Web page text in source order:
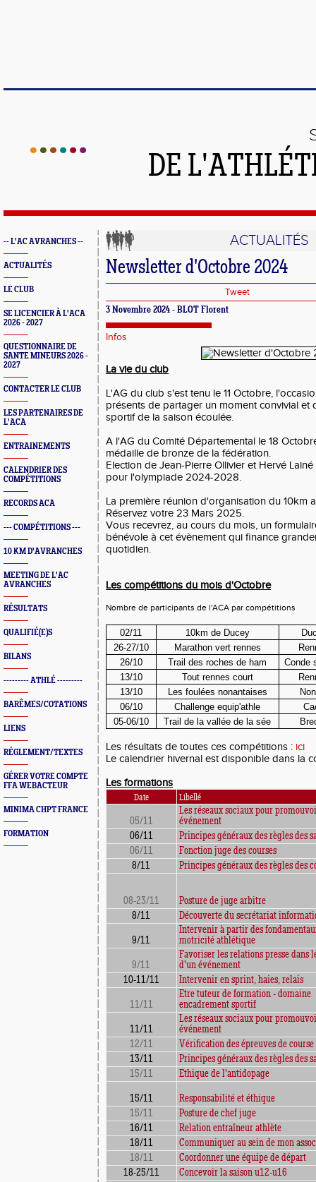
DE
-- L'AC AVRANCHES --
ACTUALITÉS
LE CLUB
SE LICENCIER À L'ACA
2026 - 2027
QUESTIONNAIRE DE
SANTE MINEURS 2026 -
2027
CONTACTER LE CLUB
LES PARTENAIRES DE
L'ACA
ENTRAINEMENTS
CALENDRIER DES
COMPÉTITIONS
RECORDS ACA
--- COMPÉTITIONS ---
10 KM D'AVRANCHES
MEETING DE L'AC
AVRANCHES
RÉSULTATS
QUALIFIÉ(E)S
BILANS
--------- ATHLÉ ---------
BARÊMES/COTATIONS
LIENS
RÉGLEMENT/TEXTES
GÉRER VOTRE COMPTE
FFA WEBACTEUR
MINIMA CHPT FRANCE
FORMATION
ACTUALITÉS
Newsletter d'Octobre 2024
Tweet
3 Novembre 2024 - BLOT Florent
Infos
La vie du club
L'AG du club s'est tenu le 11 Octobre,
présents de partager un moment convivial et
sportif de la saison écoulée.
A l'AG du Comité Départemental le 18
médaille de bronze de la fédération.
Election de Jean-Pierre Ollivier et Hervé
pour l'olympiade 2024-2028.
La première réunion d'organisation du 10km
Réservez votre 23 Mars 2025.
Vous recevrez, au cours du mois, un
bénévole à cet évènement qui finance
quotidien.
Les compétitions du mois d'Octobre
Nombre de participants de l'ACA par compétitions
02/11 10km de Ducey
26-27/10
Marathon vert rennes
26/10
Trail des roches de ham
Conde
13/10
Tout rennes court
13/10
Les foulées nonantaises
06/10
Challenge equip'athle
05-06/10
Trail de la vallée de la sée
Les résultats de toutes ces compétitions : ici
Le calendrier hivernal est disponible dans la
Les formations
Date Libellé
05/11
Les réseaux sociaux pour
événement
06/11
Principes généraux des règles des
06/11
Fonction juge des courses
8/11
Principes généraux des règles des
08-23/11
Posture de juge arbitre
8/11
Découverte du secrétariat
9/11
Intervenir à partir des
motricité athlétique
9/11
Favoriser les relations presse dans
d'un événement
10-11/11
Intervenir en sprint, haies, relais
11/11
Etre tuteur de formation - domaine
encadrement sportif
11/11
Les réseaux sociaux pour
événement
12/11
Vérification des épreuves de course
13/11
Principes généraux des règles des
15/11
Ethique de l'antidopage
15/11
Responsabilité et éthique
15/11
Posture de chef juge
16/11
Relation entraîneur athlète
18/11
Communiquer au sein de mon
18/11
Coordonner une équipe de départ
18-25/11
Concevoir la saison u12-u16